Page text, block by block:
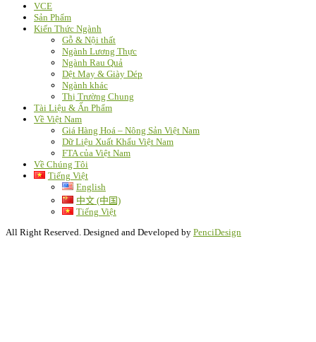
VCE
Sản Phẩm
Kiến Thức Ngành
Gỗ & Nội thất
Ngành Lương Thực
Ngành Rau Quả
Dệt May & Giày Dép
Ngành khác
Thị Trường Chung
Tài Liệu & Ấn Phẩm
Về Việt Nam
Giá Hàng Hoá – Nông Sản Việt Nam
Dữ Liệu Xuất Khẩu Việt Nam
FTA của Việt Nam
Về Chúng Tôi
Tiếng Việt
English
中文 (中国)
Tiếng Việt
All Right Reserved. Designed and Developed by PenciDesign